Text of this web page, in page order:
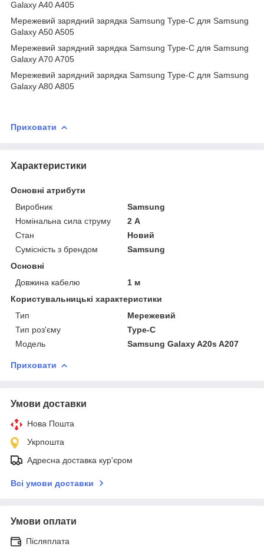
Galaxy A40 A405
Мережевий зарядний зарядка Samsung Type-C для Samsung
Galaxy A50 A505
Мережевий зарядний зарядка Samsung Type-C для Samsung
Galaxy A70 A705
Мережевий зарядний зарядка Samsung Type-C для Samsung
Galaxy A80 A805
Приховати
Характеристики
Основні атрибути
Виробник
Samsung
Номінальна сила струму
2 А
Стан
Новий
Сумісність з брендом
Samsung
Основні
Довжина кабелю
1 м
Користувальницькі характеристики
Тип
Мережевий
Тип роз'єму
Type-C
Модель
Samsung Galaxy A20s A207
Приховати
Умови доставки
Нова Пошта
Укрпошта
Адресна доставка кур'єром
Всі умови доставки
Умови оплати
Післяплата